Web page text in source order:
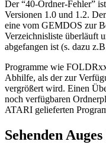
Der “40-Ordner-Fehler”
Versionen 1.0 und 1.2.
eine vom GEMDOS zur
Verzeichnisliste überläuft
abgefangen ist (s. dazu
Programme wie
Abhilfe, als der zur
vergrößert wird. Einen
noch verfügbaren
ATARI gelieferten
Sehenden